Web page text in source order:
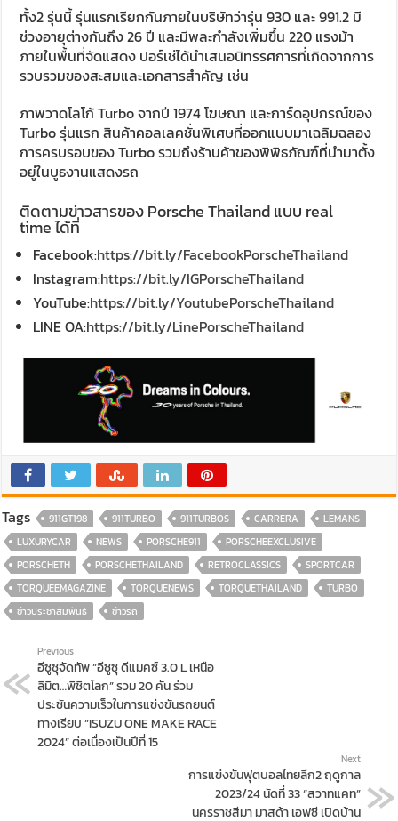
ทั้ง2 รุ่นนี้ รุ่นแรกเรียกกันภายในบริษัทว่ารุ่น 930 และ 991.2 มี
ช่วงอายุต่างกันถึง 26 ปี และมีพละกำลังเพิ่มขึ้น 220 แรงม้า
ภายในพื้นที่จัดแสดง ปอร์เช่ได้นำเสนอนิทรรศการที่เกิดจากการ
รวบรวมของสะสมและเอกสารสำคัญ เช่น
ภาพวาดโลโก้ Turbo จากปี 1974 โฆษณา และการ์ดอุปกรณ์ของ
Turbo รุ่นแรก สินค้าคอลเลคชั่นพิเศษที่ออกแบบมาเฉลิมฉลอง
การครบรอบของ Turbo รวมถึงร้านค้าของพิพิธภัณฑ์ที่นำมาตั้ง
อยู่ในบูธงานแสดงรถ
ติดตามข่าวสารของ Porsche Thailand แบบ real
time ได้ที่
Facebook:https://bit.ly/FacebookPorscheThailand
Instagram:https://bit.ly/IGPorscheThailand
YouTube:https://bit.ly/YoutubePorscheThailand
LINE OA:https://bit.ly/LinePorscheThailand
Tags 911GT198 911TURBO 911TURBOS CARRERA
LEMANS
LUXURYCAR
NEWS PORSCHE911
PORSCHEEXCLUSIVE
PORSCHETH
PORSCHETHAILAND RETROCLASSICS
SPORTCAR
TORQUEEMAGAZINE
TORQUENEWS TORQUETHAILAND
TURBO
ข่าวประชาสัมพันธ์
ข่าวรถ
Previous
อีซูซุจัดทัพ “อีซูซุ ดีแมคซ์ 3.0 L เหนือ
ลิมิต…พิชิตโลก” รวม 20 คัน ร่วม
ประชันความเร็วในการแข่งขันรถยนต์
ทางเรียบ “ISUZU ONE MAKE RACE
2024” ต่อเนื่องเป็นปีที่ 15
Next
การแข่งขันฟุตบอลไทยลีก2 ฤดูกาล
2023/24 นัดที่ 33 “สวาทแคท”
นครราชสีมา มาสด้า เอฟซี เปิดบ้าน